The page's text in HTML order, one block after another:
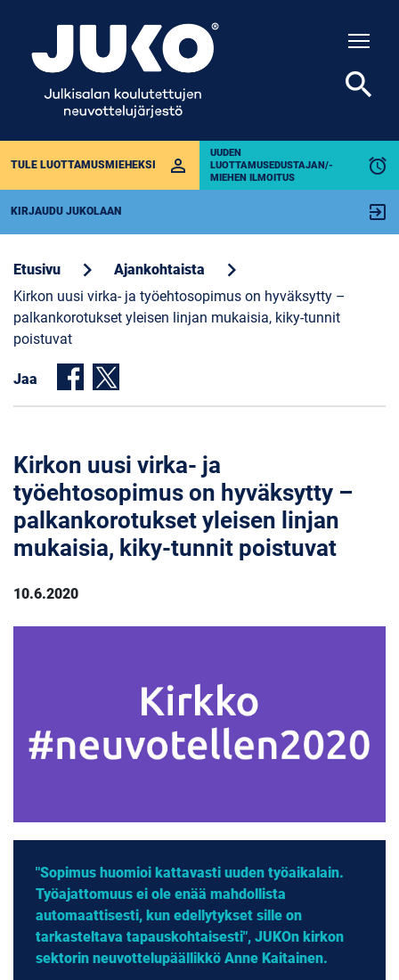
TULE LUOTTAMUSMIEHEKSI perm_identity
UUDEN
LUOTTAMUSEDUSTAJAN/-
MIEHEN ILMOITUS
alarm
KIRJAUDU JUKOLAAN exit_to_app
search
Etusivu chevron_right Ajankohtaista chevron_right
Kirkon uusi virka- ja työehtosopimus on hyväksytty –
palkankorotukset yleisen linjan mukaisia, kiky-tunnit
poistuvat
Jaa
Kirkon uusi virka- ja
työehtosopimus on hyväksytty –
palkankorotukset yleisen linjan
mukaisia, kiky-tunnit poistuvat
10.6.2020
"Sopimus huomioi kattavasti uuden työaikalain.
Työajattomuus ei ole enää mahdollista
automaattisesti, kun edellytykset sille on
tarkasteltava tapauskohtaisesti", JUKOn kirkon
sektorin neuvottelupäällikkö Anne Kaitainen.